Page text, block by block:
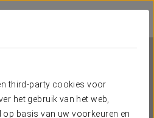
third-party cookies voor
het gebruik van het web,
basis van uw voorkeuren en
Canteras